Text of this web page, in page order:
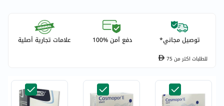
توصيل مجاني* دفع آمن %100 علامات تجارية أصلية
للطلبات اكتر من75